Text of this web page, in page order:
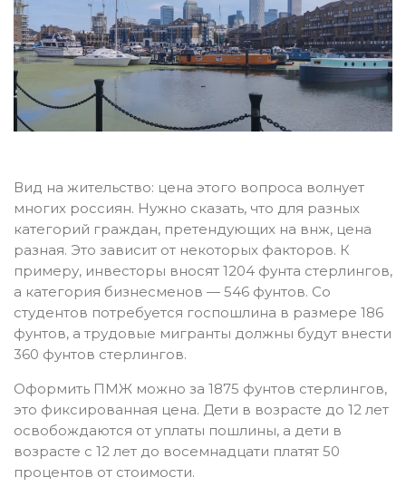
Вид на жительство: цена этого вопроса волнует
многих россиян. Нужно сказать, что для разных
категорий граждан, претендующих на внж, цена
разная. Это зависит от некоторых факторов. К
примеру, инвесторы вносят 1204 фунта стерлингов,
а категория бизнесменов — 546 фунтов. Со
студентов потребуется госпошлина в размере 186
фунтов, а трудовые мигранты должны будут внести
360 фунтов стерлингов.
Оформить ПМЖ можно за 1875 фунтов стерлингов,
это фиксированная цена. Дети в возрасте до 12 лет
освобождаются от уплаты пошлины, а дети в
возрасте с 12 лет до восемнадцати платят 50
процентов от стоимости.